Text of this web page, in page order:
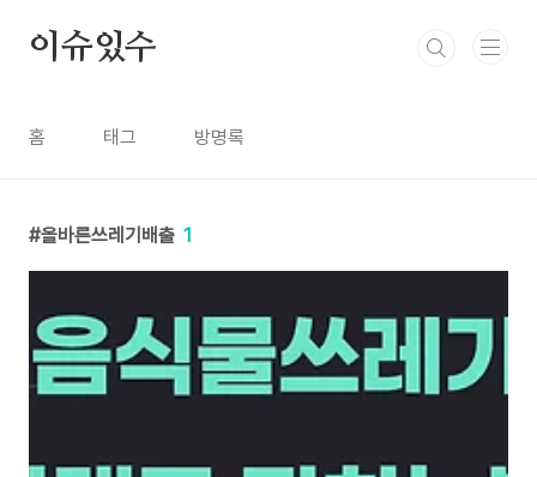
이슈있수
홈 태그 방명록
올바른쓰레기배출 1